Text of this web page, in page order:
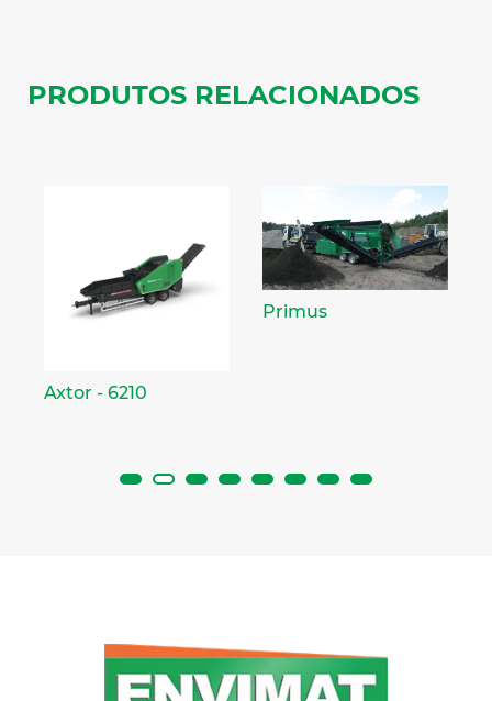
PRODUTOS RELACIONADOS
Axtor - 6210
Primus